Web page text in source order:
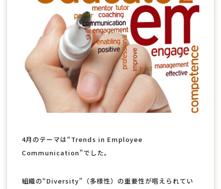
4月のテーマは“Trends in Employee
Communication”でした。
組織の“Diversity”（多様性）の重要性が唱えられてい